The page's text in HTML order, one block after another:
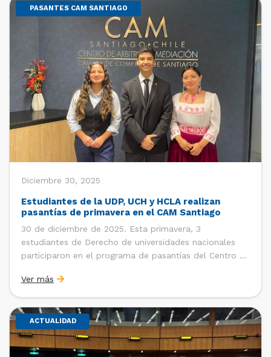
PASANTES CAM SANTIAGO
Diciembre 30, 2025
Estudiantes de la UDP, UCH y HCLA realizan
pasantías de primavera en el CAM Santiago
30 de diciembre de 2025. Esta primavera, 3
estudiantes de Derecho de universidades nacionales
participaron en el programa de pasantías del Centro de
de Santiago (CCS). Entre el 3 de noviembre y el 30 de
diciembre realizaron su pasantía Ingrid Ivania […]
Ver más
ACTUALIDAD